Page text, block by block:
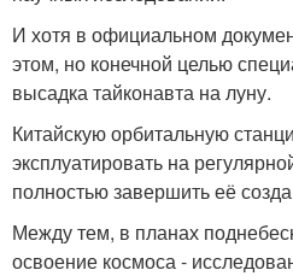
И хотя в официальном
этом, но конечной целью
высадка тайконавта на луну.
Китайскую орбитальную
эксплуатировать на
полностью завершить её
Между тем, в планах
освоение космоса -